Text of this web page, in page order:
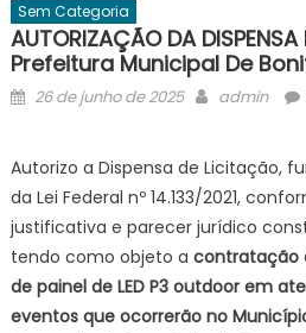
Sem Categoria
AUTORIZAÇÃO DA
Prefeitura Municipal De
Posted
26 de junho de 2025 Author
admin
Autorizo a Dispensa de Licitação,
da Lei Federal nº 14.133/2021,
justificativa e parecer jurídico
tendo como objeto a contratação
de painel de LED P3 outdoor em
eventos que ocorrerão no